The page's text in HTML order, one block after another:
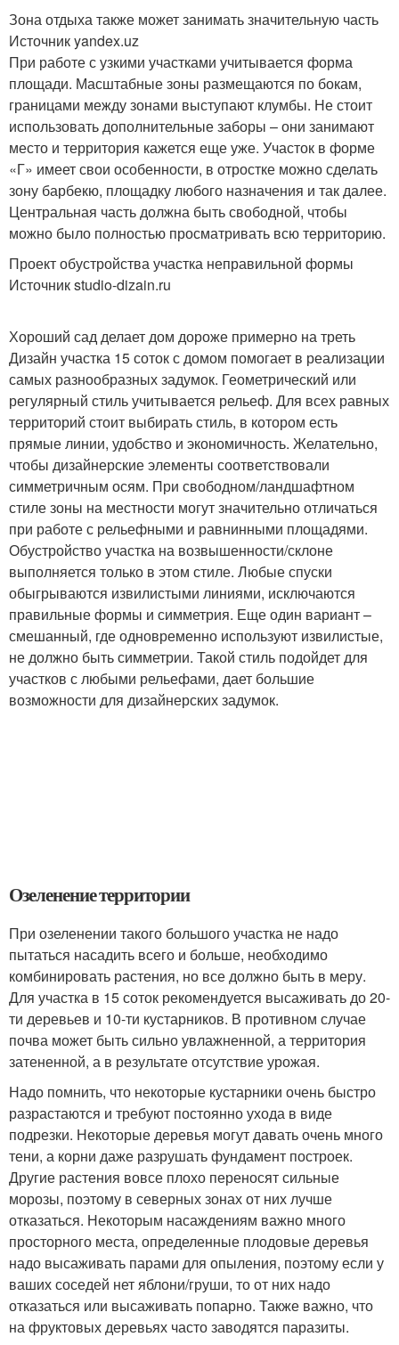
Зона отдыха также может занимать значительную часть
Источник yandex.uz
При работе с узкими участками учитывается форма
площади. Масштабные зоны размещаются по бокам,
границами между зонами выступают клумбы. Не стоит
использовать дополнительные заборы – они занимают
место и территория кажется еще уже. Участок в форме
«Г» имеет свои особенности, в отростке можно сделать
зону барбекю, площадку любого назначения и так далее.
Центральная часть должна быть свободной, чтобы
можно было полностью просматривать всю территорию.
Проект обустройства участка неправильной формы
Источник studio-dizain.ru
Хороший сад делает дом дороже примерно на треть
Дизайн участка 15 соток с домом помогает в реализации
самых разнообразных задумок. Геометрический или
регулярный стиль учитывается рельеф. Для всех равных
территорий стоит выбирать стиль, в котором есть
прямые линии, удобство и экономичность. Желательно,
чтобы дизайнерские элементы соответствовали
симметричным осям. При свободном/ландшафтном
стиле зоны на местности могут значительно отличаться
при работе с рельефными и равнинными площадями.
Обустройство участка на возвышенности/склоне
выполняется только в этом стиле. Любые спуски
обыгрываются извилистыми линиями, исключаются
правильные формы и симметрия. Еще один вариант –
смешанный, где одновременно используют извилистые,
не должно быть симметрии. Такой стиль подойдет для
участков с любыми рельефами, дает большие
возможности для дизайнерских задумок.
Озеленение территории
При озеленении такого большого участка не надо
пытаться насадить всего и больше, необходимо
комбинировать растения, но все должно быть в меру.
Для участка в 15 соток рекомендуется высаживать до 20-
ти деревьев и 10-ти кустарников. В противном случае
почва может быть сильно увлажненной, а территория
затененной, а в результате отсутствие урожая.
Надо помнить, что некоторые кустарники очень быстро
разрастаются и требуют постоянно ухода в виде
подрезки. Некоторые деревья могут давать очень много
тени, а корни даже разрушать фундамент построек.
Другие растения вовсе плохо переносят сильные
морозы, поэтому в северных зонах от них лучше
отказаться. Некоторым насаждениям важно много
просторного места, определенные плодовые деревья
надо высаживать парами для опыления, поэтому если у
ваших соседей нет яблони/груши, то от них надо
отказаться или высаживать попарно. Также важно, что
на фруктовых деревьях часто заводятся паразиты.